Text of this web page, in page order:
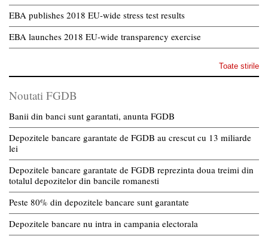
EBA publishes 2018 EU-wide stress test results
EBA launches 2018 EU-wide transparency exercise
Toate stirile
Noutati FGDB
Banii din banci sunt garantati, anunta FGDB
Depozitele bancare garantate de FGDB au crescut cu 13 miliarde
lei
Depozitele bancare garantate de FGDB reprezinta doua treimi din
totalul depozitelor din bancile romanesti
Peste 80% din depozitele bancare sunt garantate
Depozitele bancare nu intra in campania electorala